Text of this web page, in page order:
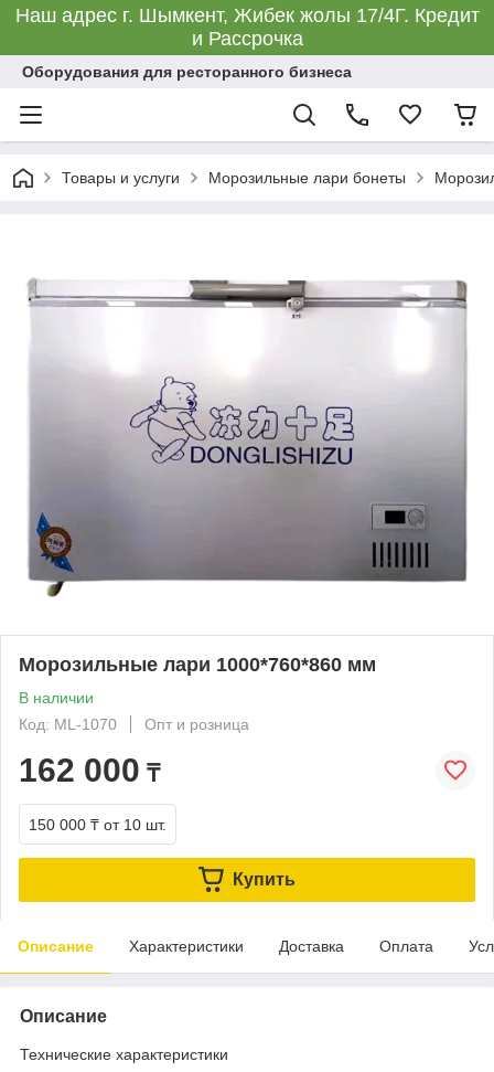
Наш адрес г. Шымкент, Жибек жолы 17/4Г. Кредит
и Рассрочка
Оборудования для ресторанного бизнеса
Товары и услуги Морозильные лари бонеты
Морозильные лари 1000*760*860 мм
В наличии
Код: ML-1070
Опт и розница
162 000 ₸
150 000 ₸ от 10 шт.
Купить
Описание Характеристики Доставка Оплата
Описание
Технические характеристики